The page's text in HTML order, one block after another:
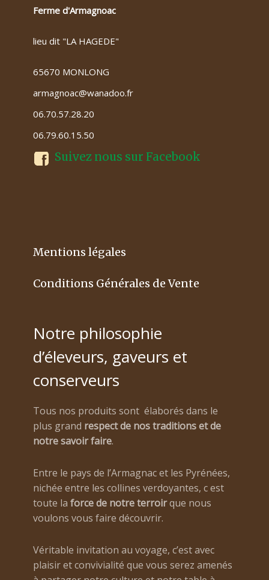
Ferme d'Armagnoac
lieu dit "LA HAGEDE"
65670 MONLONG
armagnoac@wanadoo.fr
06.70.57.28.20
06.79.60.15.50
Suivez nous sur Facebook
Mentions légales
Conditions Générales de Vente
Notre philosophie
d’éleveurs, gaveurs et
conserveurs
Tous nos produits sont élaborés dans le
plus grand respect de nos traditions et de
notre savoir faire.
Entre le pays de l’Armagnac et les Pyrénées,
nichée entre les collines verdoyantes, c est
toute la force de notre terroirque nous
voulons vous faire découvrir.
Véritable invitation au voyage, c’est avec
plaisir et convivialité que vous serez amenés